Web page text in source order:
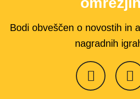
Bodi obveščen o novostih in
nagradnih